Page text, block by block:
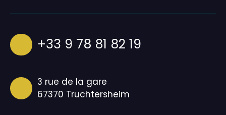
+33 9 78 81 82 19
3 rue de la gare
67370 Truchtersheim